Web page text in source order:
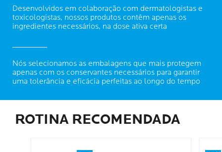
Desenvolvidos em colaboração com dermatologistas e
toxicologistas, nossos produtos contêm apenas os
ingredientes necessários, na dose ativa certa
Nós selecionamos as embalagens que mais protegem
apenas com os conservantes necessários para garantir
uma tolerância e eficácia perfeitas ao longo do tempo
ROTINA RECOMENDADA